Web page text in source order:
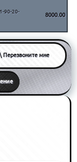
90-20-
8000.00
Перезвоните мне